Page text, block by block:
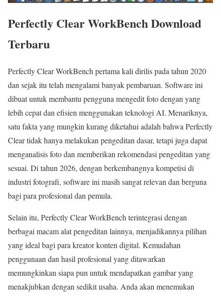
Perfectly Clear WorkBench Download
Terbaru
Perfectly Clear WorkBench pertama kali dirilis pada tahun 2020
dan sejak itu telah mengalami banyak pembaruan. Software ini
dibuat untuk membantu pengguna mengedit foto dengan yang
lebih cepat dan efisien menggunakan teknologi AI. Menariknya,
satu fakta yang mungkin kurang diketahui adalah bahwa Perfectly
Clear tidak hanya melakukan pengeditan dasar, tetapi juga dapat
menganalisis foto dan memberikan rekomendasi pengeditan yang
sesuai. Di tahun 2026, dengan berkembangnya kompetisi di
industri fotografi, software ini masih sangat relevan dan berguna
bagi para profesional dan pemula.
Selain itu, Perfectly Clear WorkBench terintegrasi dengan
berbagai macam alat pengeditan lainnya, menjadikannya pilihan
yang ideal bagi para kreator konten digital. Kemudahan
penggunaan dan hasil profesional yang ditawarkan
memungkinkan siapa pun untuk mendapatkan gambar yang
menakjubkan dengan sedikit usaha. Anda akan menemukan